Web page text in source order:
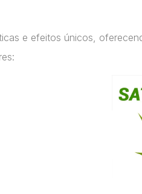
e efeitos únicos,